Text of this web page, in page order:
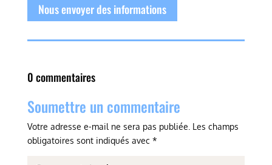
Nous envoyer des informations
0 commentaires
Soumettre un commentaire
Votre adresse e-mail ne sera pas publiée. Les champs
obligatoires sont indiqués avec *